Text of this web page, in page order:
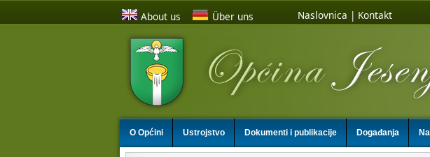
About us Über uns Naslovnica | Kontakt
O Općini Ustrojstvo Dokumenti i publikacije Događanja